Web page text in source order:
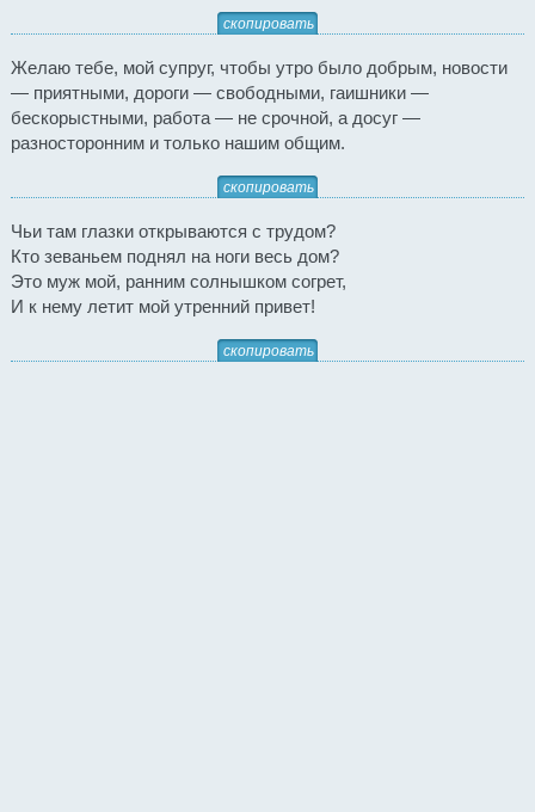
скопировать
Желаю тебе, мой супруг, чтобы утро было добрым, новости
— приятными, дороги — свободными, гаишники —
бескорыстными, работа — не срочной, а досуг —
разносторонним и только нашим общим.
скопировать
Чьи там глазки открываются с трудом?
Кто зеваньем поднял на ноги весь дом?
Это муж мой, ранним солнышком согрет,
И к нему летит мой утренний привет!
скопировать